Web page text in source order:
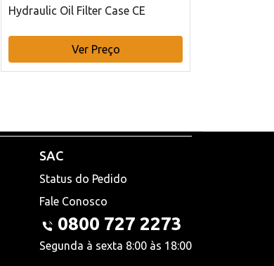
Hydraulic Oil Filter Case CE
Ver Preço
SAC
Status do Pedido
Fale Conosco
0800 727 2273
Segunda à sexta 8:00 às 18:00